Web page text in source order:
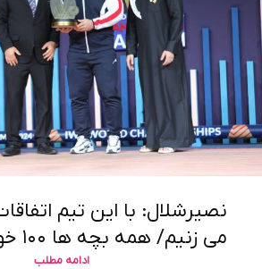
نصیرشلال: با این تیم
می زنیم/ همه بچه ها ۱۰۰ خود را گذاشتند
ادامه مطلب